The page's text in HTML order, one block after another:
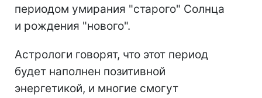
периодом умирания "старого" Солнца
и рождения "нового".
Астрологи говорят, что этот период
будет наполнен позитивной
энергетикой, и многие смогут